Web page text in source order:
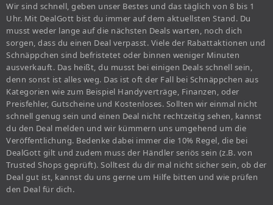
Wir sind schnell, geben unser Bestes und das täglich von 8 bis 1
Uhr. Mit DealGott bist du immer auf dem aktuellsten Stand. Du
musst weder lange auf die nächsten Deals warten, noch dich
sorgen, dass du einen Deal verpasst. Viele der Rabattaktionen und
Schnäppchen sind befristetet oder binnen weniger Minuten
ausverkauft. Das heißt, du musst bei einigen Deals schnell sein,
denn sonst ist alles weg. Das ist oft der Fall bei Schnäppchen aus
Kategorien wie zum Beispiel Handyverträge, Finanzen, oder
Preisfehler, Gutscheine und Kostenloses. Sollten wir einmal nicht
schnell genug sein und einen Deal nicht rechtzeitig sehen, kannst
du den Deal melden und wir kümmern uns umgehend um die
Veröffentlichung. Bedenke dabei immer die 10% Regel, die bei
DealGott gilt und zudem muss der Händler seriös sein (z.B. von
Trusted Shops geprüft). Solltest du dir mal nicht sicher sein, ob der
Deal gut ist, kannst du uns gerne um Hilfe bitten und wie prüfen
den Deal für dich.